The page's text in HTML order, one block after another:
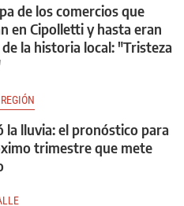
de los comercios que
en Cipolletti y hasta eran
la historia local: "Tristeza
la lluvia: el pronóstico para
trimestre que mete